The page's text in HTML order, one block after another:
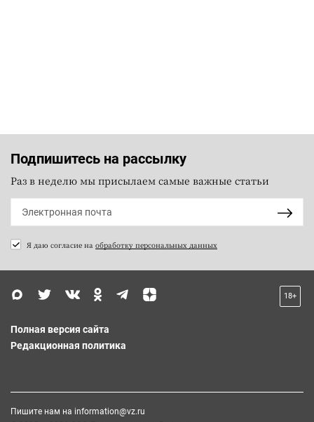
Подпишитесь на рассылку
Раз в неделю мы присылаем самые важные статьи
Я даю согласие на обработку персональных данных
18+
Полная версия сайта
Редакционная политика
Пишите нам на information@vz.ru